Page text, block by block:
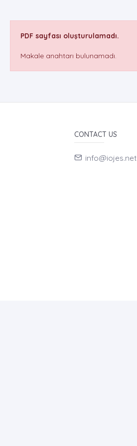
PDF sayfası oluşturulamadı.
Makale anahtarı bulunamadı.
CONTACT US
info@iojes.net